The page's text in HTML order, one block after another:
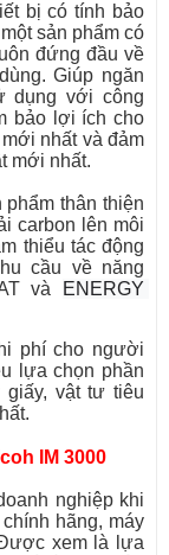
bị có tính bảo
sản phẩm có
đứng đầu về
Giúp ngăn
dụng với công
bảo lợi ích cho
nhất và đảm
mới nhất.
thân thiện
carbon lên môi
thiểu tác động
cầu về năng
và
ENERGY
phí cho người
lựa chọn phần
vật tư tiêu
IM 3000
nghiệp khi
hãng, máy
xem là lựa